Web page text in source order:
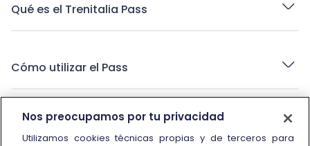
Qué es el Trenitalia Pass
Cómo utilizar el Pass
Nos preocupamos por tu privacidad
Utilizamos cookies técnicas propias y de terceros para